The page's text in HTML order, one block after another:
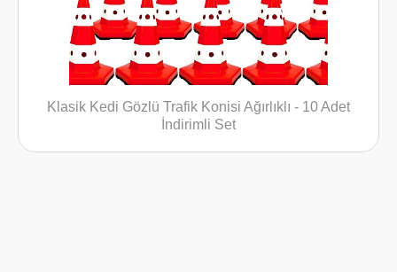
Kedi Gözlü Trafik Konisi Ağırlıklı - 10 Adet